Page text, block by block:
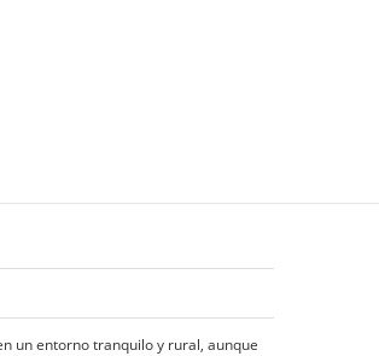
un entorno tranquilo y rural, aunque